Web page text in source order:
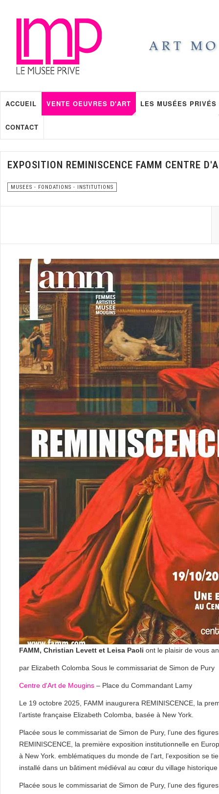
ACCUEIL VENTE OEUVRES D'ART LES MUSÉES PRIVÉS
CONTACT
EXPOSITION REMINISCENCE FAMM CENTRE
MUSEES - FONDATIONS - INSTITUTIONS
FAMM, Christian Levett et Leisa Paoli ont le plaisir de vous
par Elizabeth Colomba Sous le commissariat de Simon de Pury
Centre d'Art de Mougins – Place du Commandant Lamy
Le 19 octobre 2025, FAMM inaugurera REMINISCENCE, la
l’artiste française Elizabeth Colomba, basée à New York.
Placée sous le commissariat de Simon de Pury, l’une des
REMINISCENCE, la première exposition institutionnelle en
à New York. emblématiques du monde de l’art, l’exposition se
installé dans un bâtiment médiéval au cœur du village
Placée sous le commissariat de Simon de Pury, l’une des